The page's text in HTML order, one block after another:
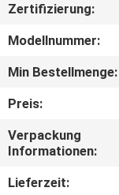
FABRIK
TOUR
KONTAKT
Zertifizierung:
Modellnummer:
Min Bestellmenge:
Preis:
Verpackung
Informationen:
Lieferzeit: